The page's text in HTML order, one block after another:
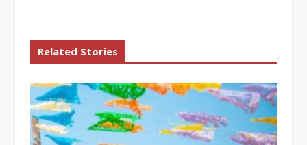
Related Stories